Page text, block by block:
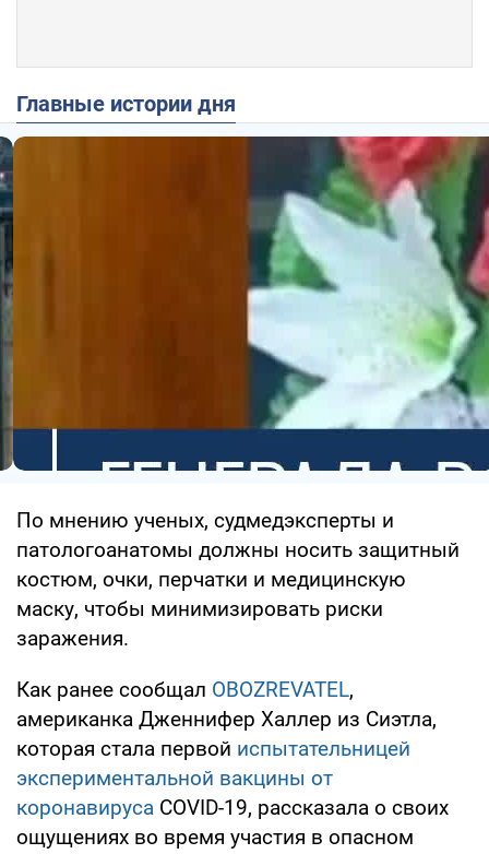
Главные истории дня
По мнению ученых, судмедэксперты и
патологоанатомы должны носить защитный
костюм, очки, перчатки и медицинскую
маску, чтобы минимизировать риски
заражения.
Как ранее сообщал OBOZREVATEL,
американка Дженнифер Халлер из Сиэтла,
которая стала первой испытательницей
экспериментальной вакцины от
коронавируса COVID-19, рассказала о своих
ощущениях во время участия в опасном